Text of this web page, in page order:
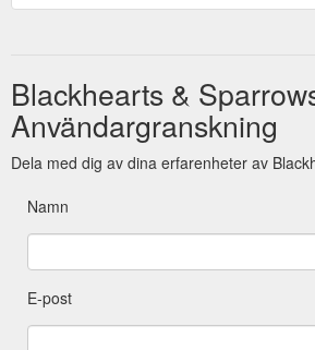
Blackhearts &
Användargranskning
Dela med dig av dina erfarenheter av
Namn
E-post